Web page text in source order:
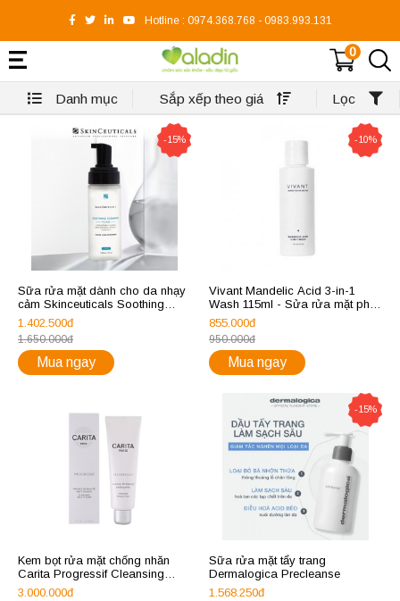
Hotline : 0974.368.768 - 0983.993.131
0
Danh mục Sắp xếp theo giá Lọc
-15%
Sữa rửa mặt dành cho da nhạy
cảm Skinceuticals Soothing
Cleanser Foam
1.402.500đ
1.650.000đ
Mua ngay
-10%
Vivant Mandelic Acid 3-in-1
Wash 115ml - Sửa rửa mặt phục
hồi và làm sạch sâu
855.000đ
950.000đ
Mua ngay
Kem bọt rửa mặt chống nhăn
Carita Progressif Cleansing
Beauty Foam
3.000.000đ
-15%
Sữa rửa mặt tẩy trang
Dermalogica Precleanse
1.568.250đ